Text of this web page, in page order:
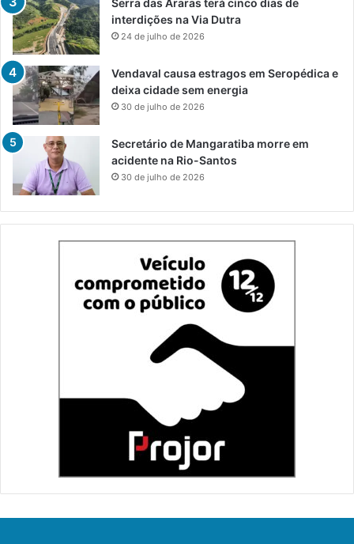
Serra das Araras terá cinco dias de
interdições na Via Dutra
24 de julho de 2026
Vendaval causa estragos em Seropédica e
deixa cidade sem energia
30 de julho de 2026
Secretário de Mangaratiba morre em
acidente na Rio-Santos
30 de julho de 2026